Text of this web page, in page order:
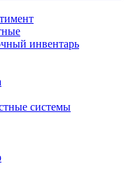
инвентарь
системы